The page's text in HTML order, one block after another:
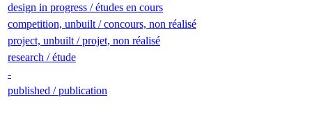
design in progress / études en cours
competition, unbuilt / concours, non réalisé
project, unbuilt / projet, non réalisé
research / étude
-
published / publication